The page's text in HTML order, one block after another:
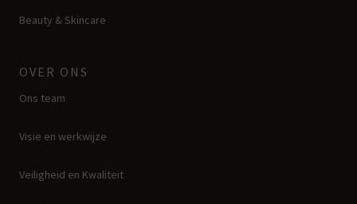
Beauty & Skincare
OVER ONS
Ons team
Visie en werkwijze
Veiligheid en Kwaliteit